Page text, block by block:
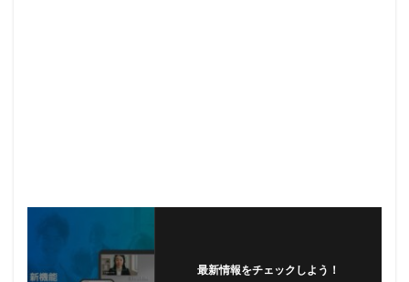
最新情報をチェックしよう！